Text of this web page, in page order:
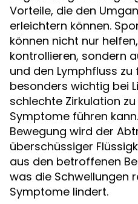
Vorteile, die den
erleichtern können.
können nicht nur
kontrollieren, sondern
und den Lymphfluss zu
besonders wichtig bei
schlechte Zirkulation
Symptome führen
Bewegung wird der
überschüssiger
aus den betroffenen
was die Schwellungen
Symptome lindert.